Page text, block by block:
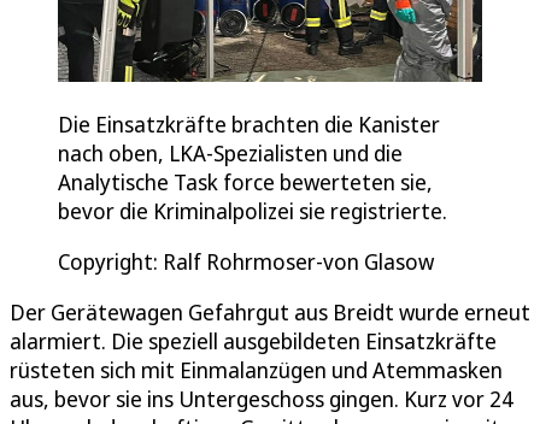
Die Einsatzkräfte brachten die Kanister
nach oben, LKA-Spezialisten und die
Analytische Task force bewerteten sie,
bevor die Kriminalpolizei sie registrierte.
Copyright: Ralf Rohrmoser-von Glasow
Der Gerätewagen Gefahrgut aus Breidt wurde erneut
alarmiert. Die speziell ausgebildeten Einsatzkräfte
rüsteten sich mit Einmalanzügen und Atemmasken
aus, bevor sie ins Untergeschoss gingen. Kurz vor 24